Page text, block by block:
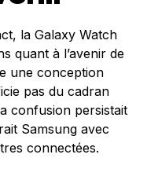
la Galaxy Watch
quant à l’avenir de
une conception
pas du cadran
confusion persistait
Samsung avec
connectées.